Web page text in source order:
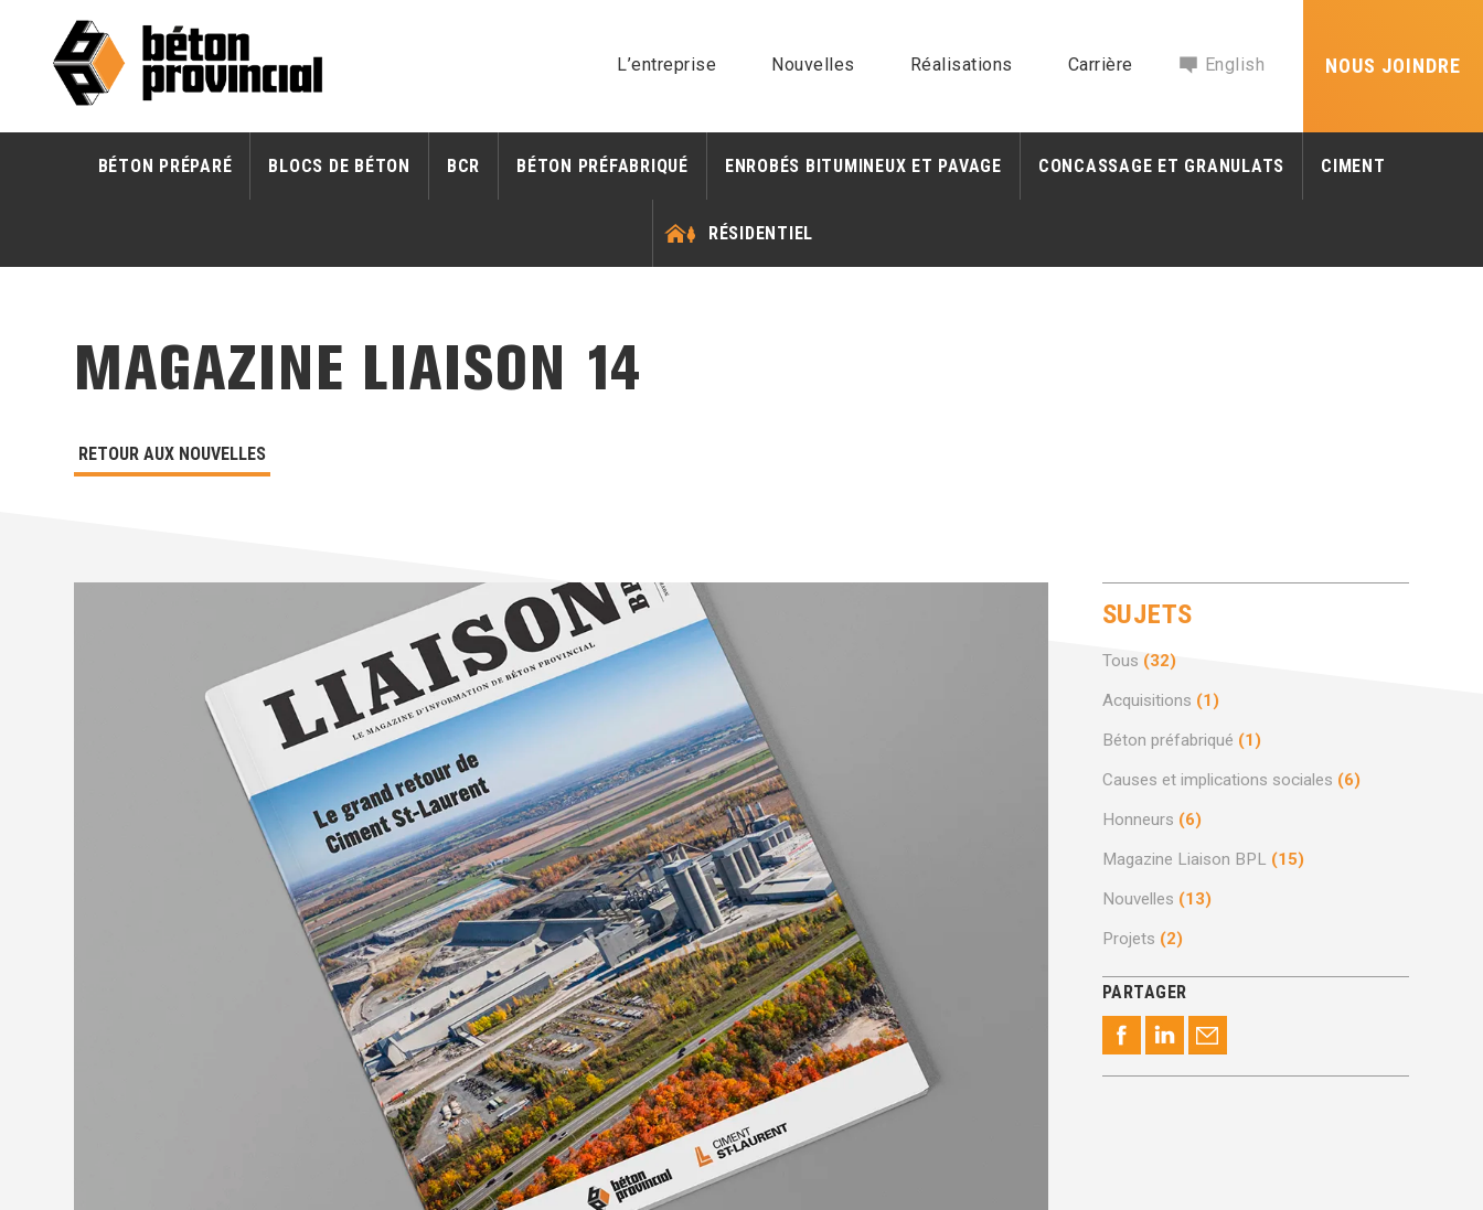
L’entreprise Nouvelles Réalisations Carrière English NOUS JOINDRE
BÉTON PRÉPARÉ BLOCS DE BÉTON BCR BÉTON PRÉFABRIQUÉ ENROBÉS BITUMINEUX ET PAVAGE CONCASSAGE ET GRANULATS CIMENT
RÉSIDENTIEL
MAGAZINE LIAISON 14
RETOUR AUX NOUVELLES
SUJETS
Tous (32)
Acquisitions (1)
Béton préfabriqué (1)
Causes et implications sociales (6)
Honneurs (6)
Magazine Liaison BPL (15)
Nouvelles (13)
Projets (2)
PARTAGER